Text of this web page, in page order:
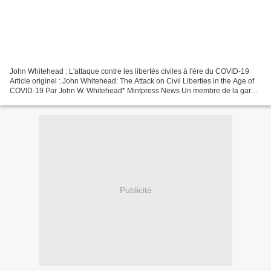
John Whitehead : L'attaque contre les libertés civiles à l'ère du COVID-19
Article originel : John Whitehead: The Attack on Civil Liberties in the Age of
COVID-19 Par John W. Whitehead* Mintpress News Un membre de la garde
Publicité